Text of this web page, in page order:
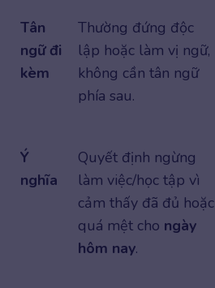
Tân
ngữ đi
kèm
Thường đứng độc
lập hoặc làm vị ngữ,
không cần tân ngữ
phía sau.
Ý
nghĩa
Quyết định ngừng
làm việc/học tập vì
cảm thấy đã đủ hoặc
quá mệt cho ngày
hôm nay.